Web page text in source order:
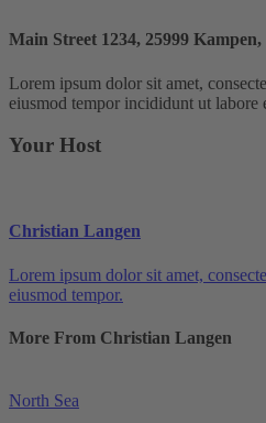
Main Street 1234, 25999
Lorem ipsum dolor sit amet,
eiusmod tempor incididunt ut labore
Your Host
Christian Langen
Lorem ipsum dolor sit amet,
eiusmod tempor.
More From Christian Langen
North Sea